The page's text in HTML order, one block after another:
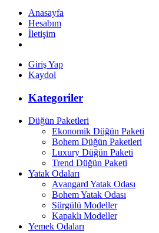
Anasayfa
Hesabım
İletişim
Giriş Yap
Kaydol
Kategoriler
Düğün Paketleri
Ekonomik Düğün Paketi
Bohem Düğün Paketleri
Luxury Düğün Paketi
Trend Düğün Paketi
Yatak Odaları
Avangard Yatak Odası
Bohem Yatak Odası
Sürgülü Modeller
Kapaklı Modeller
Yemek Odaları